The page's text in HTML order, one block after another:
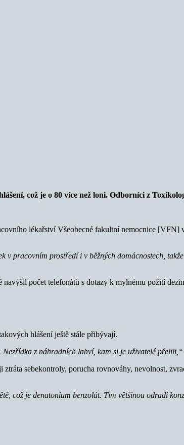
což je o 80 více než loni. Odborníci z
lékařství Všeobecné fakultní nemocnice [VFN]
v pracovním prostředí i v běžných domácnostech,
počet telefonátů s dotazy k mylnému požití
hlášení ještě stále přibývají.
Nezřídka z náhradních lahví, kam si je uživatelé přelili,“
sebekontroly, porucha rovnováhy, nevolnost,
což je denatonium benzolát. Tím většinou odradí